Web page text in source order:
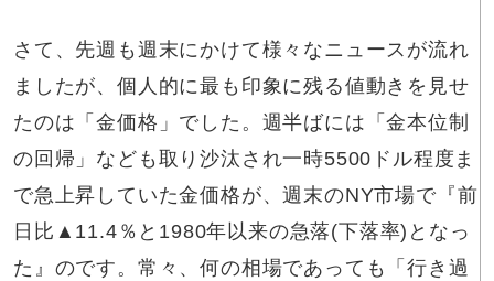
さて、先週も週末にかけて様々なニュースが流れ
ましたが、個人的に最も印象に残る値動きを見せ
たのは「金価格」でした。週半ばには「金本位制
の回帰」なども取り沙汰され一時5500ドル程度ま
で急上昇していた金価格が、週末のNY市場で『前
日比▲11.4％と1980年以来の急落(下落率)となっ
た』のです。常々、何の相場であっても「行き過